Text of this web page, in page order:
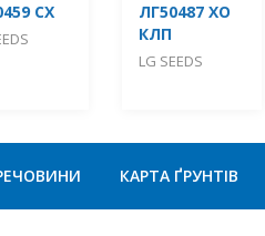
СХ
ЛГ50487 ХО
КЛП
LG SEEDS
КАРТА ҐРУНТІВ